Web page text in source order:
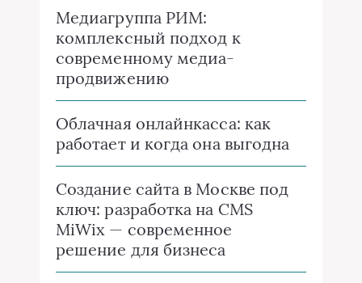
Медиагруппа РИМ:
комплексный подход к
современному медиа-
продвижению
Облачная онлайнкасса: как
работает и когда она выгодна
Создание сайта в Москве под
ключ: разработка на CMS
MiWix — современное
решение для бизнеса